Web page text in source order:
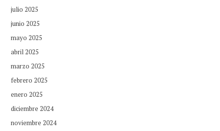
julio 2025
junio 2025
mayo 2025
abril 2025
marzo 2025
febrero 2025
enero 2025
diciembre 2024
noviembre 2024